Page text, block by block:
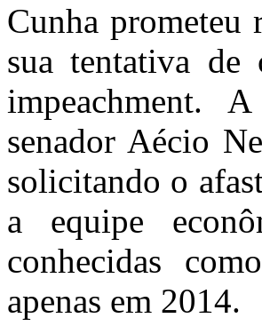
Cunha prometeu
sua tentativa de
impeachment.
senador Aécio
solicitando o
a equipe
conhecidas
apenas em 2014.